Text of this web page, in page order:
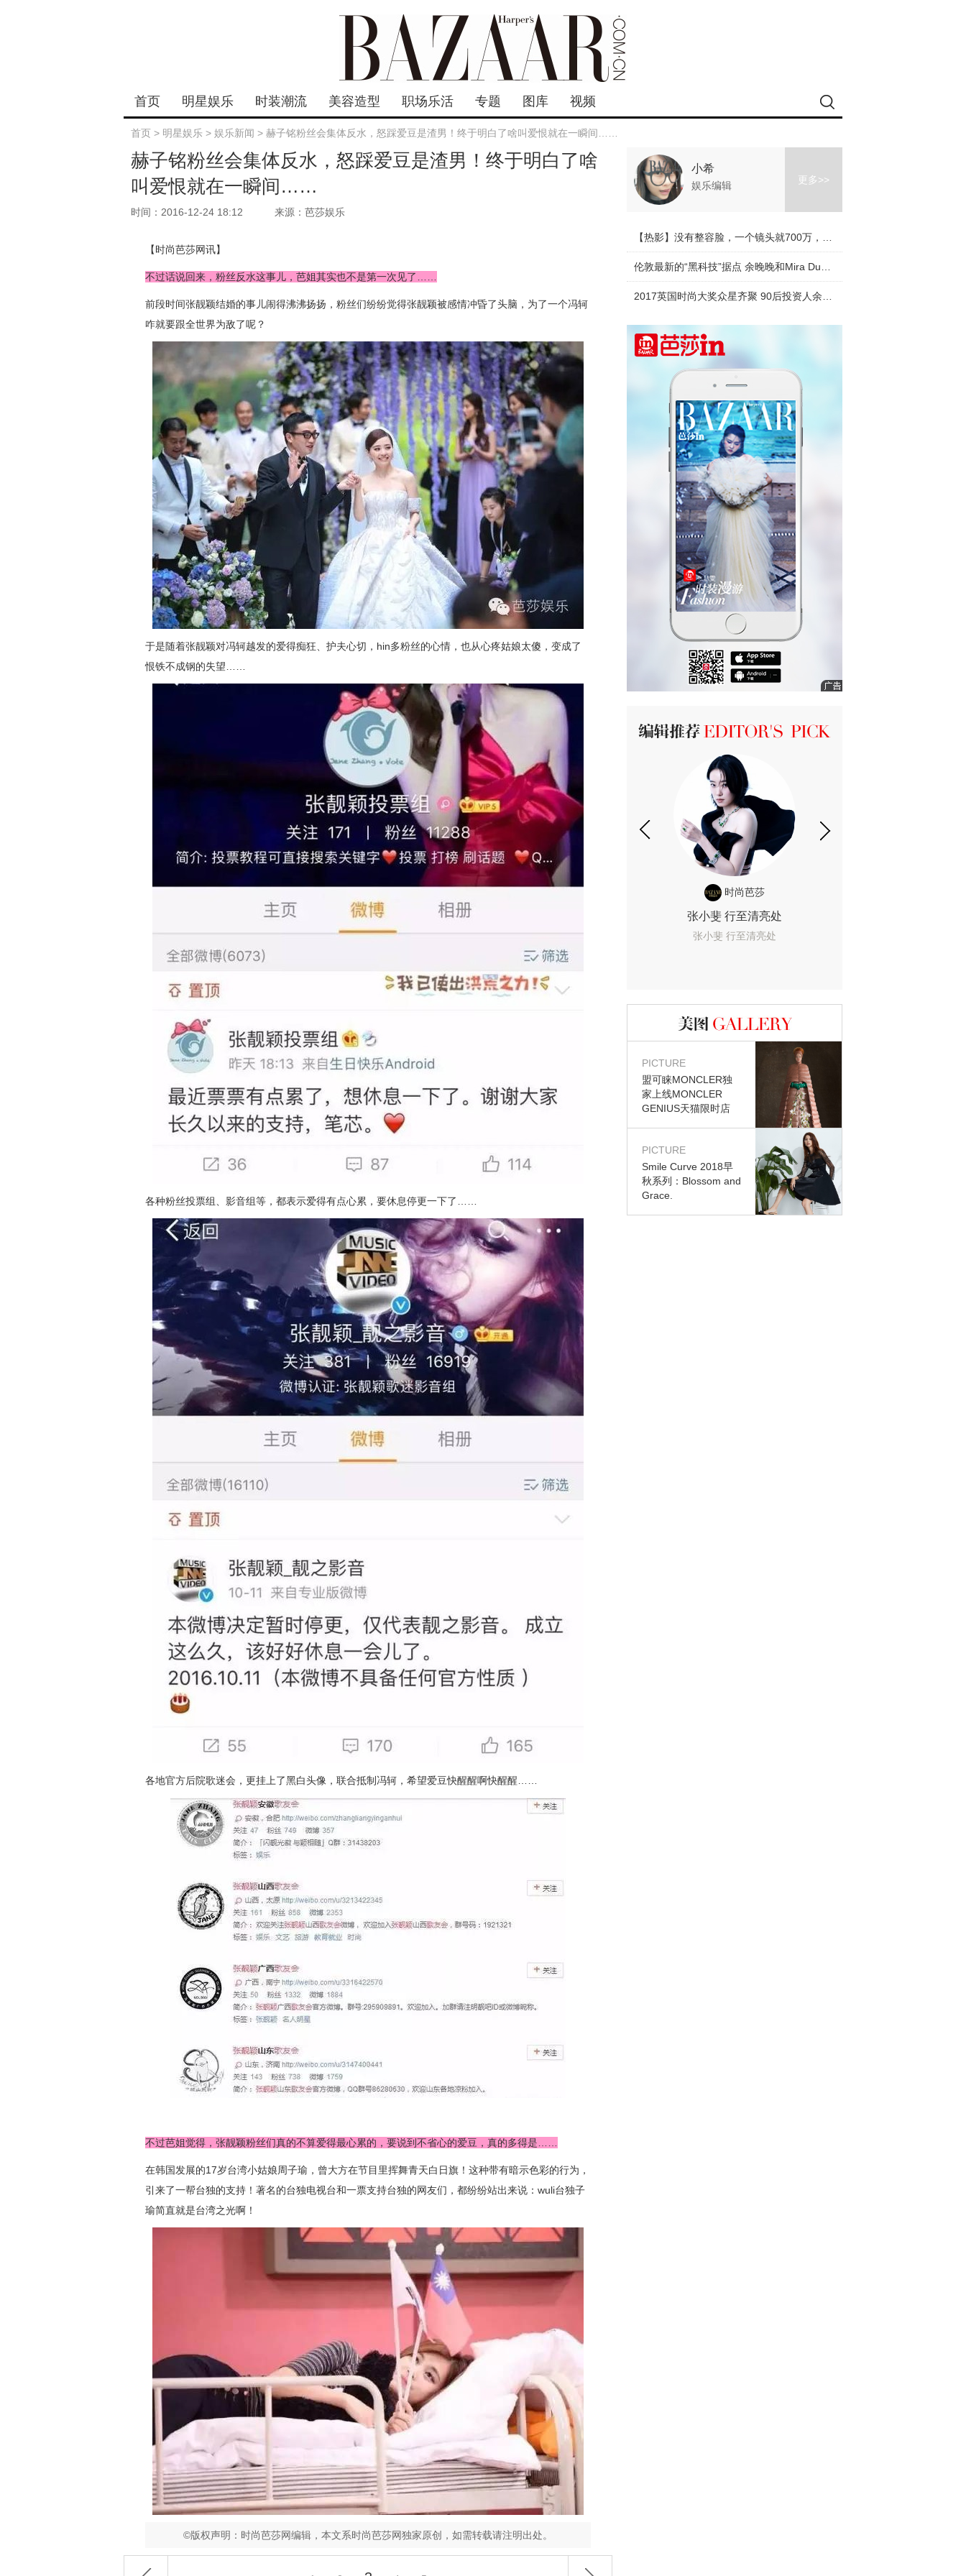
首页 明星娱乐 时装潮流 美容造型 职场乐活 专题 图库 视频
首页 > 明星娱乐 > 娱乐新闻 > 赫子铭粉丝会集体反水，怒踩爱豆是渣男！终于明白了啥叫爱恨就在一瞬间……
赫子铭粉丝会集体反水，怒踩爱豆是渣男！终于明白了啥
叫爱恨就在一瞬间……
时间：2016-12-24 18:12 来源：芭莎娱乐
【时尚芭莎网讯】
不过话说回来，粉丝反水这事儿，芭姐其实也不是第一次见了……
前段时间张靓颖结婚的事儿闹得沸沸扬扬，粉丝们纷纷觉得张靓颖被感情冲昏了头脑，为了一个冯轲
咋就要跟全世界为敌了呢？
于是随着张靓颖对冯轲越发的爱得痴狂、护夫心切，hin多粉丝的心情，也从心疼姑娘太傻，变成了
恨铁不成钢的失望……
各种粉丝投票组、影音组等，都表示爱得有点心累，要休息停更一下了……
各地官方后院歌迷会，更挂上了黑白头像，联合抵制冯轲，希望爱豆快醒醒啊快醒醒……
不过芭姐觉得，张靓颖粉丝们真的不算爱得最心累的，要说到不省心的爱豆，真的多得是……
在韩国发展的17岁台湾小姑娘周子瑜，曾大方在节目里挥舞青天白日旗！这种带有暗示色彩的行为，
引来了一帮台独的支持！著名的台独电视台和一票支持台独的网友们，都纷纷站出来说：wuli台独子
瑜简直就是台湾之光啊！
©版权声明：时尚芭莎网编辑，本文系时尚芭莎网独家原创，如需转载请注明出处。
小希
娱乐编辑 更多>>
时尚芭莎
张小斐 行至清亮处
张小斐 行至清亮处
图库
PICTURE
盟可睐MONCLER独
家上线MONCLER
GENIUS天猫限时店
PICTURE
Smile Curve 2018早
秋系列：Blossom and
Grace.